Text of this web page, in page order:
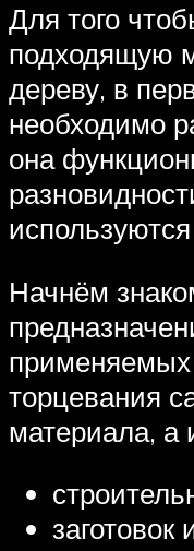
Для того
подходящую
дереву, в
необходимо
она
Начнём
торцевания
материала, а